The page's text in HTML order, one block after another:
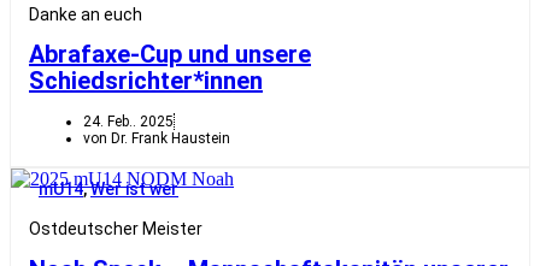
Danke an euch
Abrafaxe-Cup und unsere
Schiedsrichter*innen
24. Feb.. 2025
von Dr. Frank Haustein
mU14,Wer ist wer
Ostdeutscher Meister